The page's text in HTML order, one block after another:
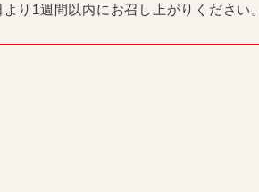
り1週間以内にお召し上がりください。